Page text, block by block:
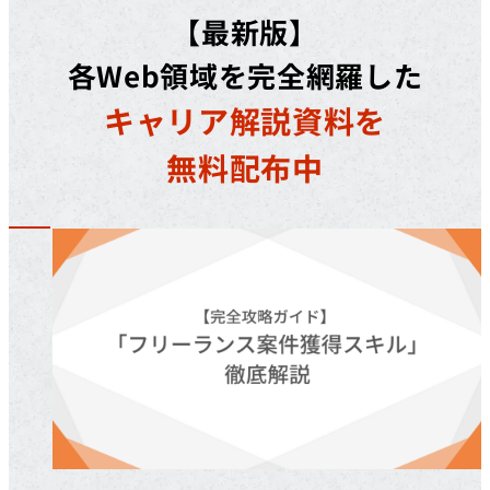
【最新版】
各Web領域を完全網羅した
キャリア解説資料を
無料配布中